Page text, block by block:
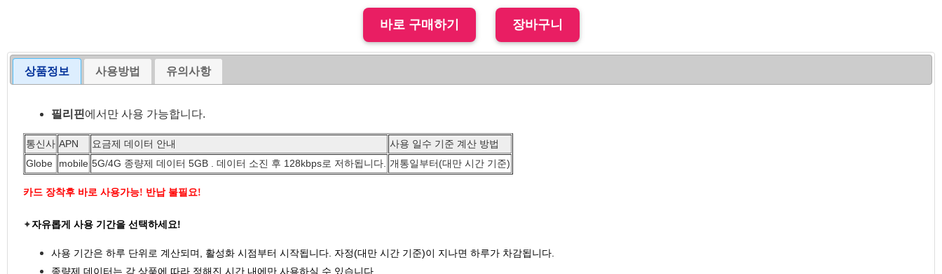
상품정보 사용방법 유의사항
필리핀에서만 사용 가능합니다.
통신사 APN 요금제 데이터 안내
사용 일수 기준 계산 방법
Globe
mobile 5G/4G 종량제 데이터 5GB . 데이터 소진 후 128kbps로 저하됩니다. 개통일부터(대만 시간 기준)
카드 장착후 바로 사용가능! 반납 불필요!
✦자유롭게 사용 기간을 선택하세요!
사용 기간은 하루 단위로 계산되며, 활성화 시점부터 시작됩니다. 자정(대만 시간 기준)이 지나면 하루가 차감됩니다.
종량제 데이터는 각 상품에 따라 정해진 시간 내에만 사용하실 수 있습니다.